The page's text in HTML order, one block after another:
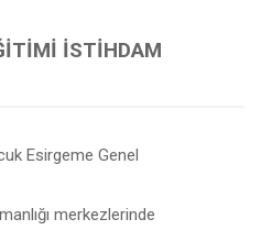
İSTIHDAM
Esirgeme Genel
merkezlerinde